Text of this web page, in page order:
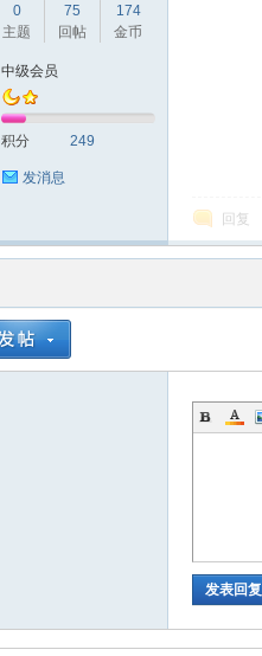
0
主题
75
回帖
174
金币
中级会员
积分 249
发消息
回复
发表回复